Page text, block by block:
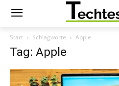
Start Schlagworte Apple
Tag: Apple